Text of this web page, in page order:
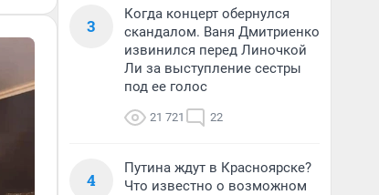
3
Когда концерт обернулся
скандалом. Ваня Дмитриенко
извинился перед Линочкой
Ли за выступление сестры
под ее голос
21 721 22
4
Путина ждут в Красноярске?
Что известно о возможном